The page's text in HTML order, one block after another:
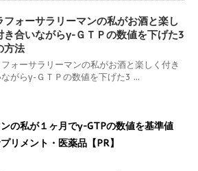
フォーサラリーマンの私がお酒と楽し
き合いながらγ-ＧＴＰの数値を下げた3
方法
ォーサラリーマンの私がお酒と楽しく付き
がらγ-ＧＴＰの数値を下げた3 ...
の私が１ヶ月でγ-GTPの数値を基準値
リメント・医薬品【PR】